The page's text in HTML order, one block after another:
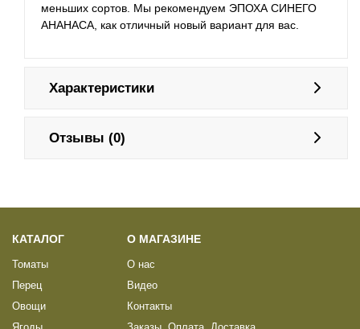
меньших сортов. Мы рекомендуем ЭПОХА СИНЕГО
АНАНАСА, как отличный новый вариант для вас.
Характеристики
Отзывы (0)
КАТАЛОГ
Томаты
Перец
Овощи
О МАГАЗИНЕ
О нас
Видео
Контакты